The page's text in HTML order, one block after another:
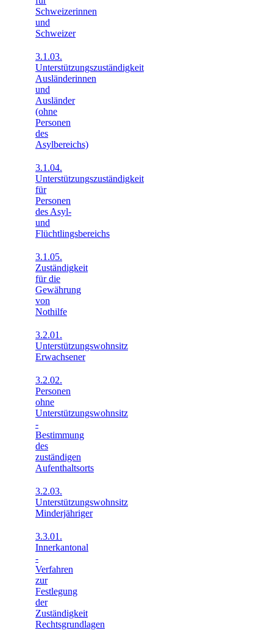
Schweizerinnen
und
Schweizer
3.1.03.
Unterstützungszuständigkeit
Ausländerinnen
und
Ausländer
(ohne
Personen
des
Asylbereichs)
3.1.04.
Unterstützungszuständigkeit
für
Personen
des Asyl-
und
Flüchtlingsbereichs
3.1.05.
Zuständigkeit
für die
Gewährung
von
Nothilfe
3.2.01.
Unterstützungswohnsitz
Erwachsener
3.2.02.
Personen
ohne
Unterstützungswohnsitz
-
Bestimmung
des
zuständigen
Aufenthaltsorts
3.2.03.
Unterstützungswohnsitz
Minderjähriger
3.3.01.
Innerkantonal
-
Verfahren
zur
Festlegung
der
Zuständigkeit
Rechtsgrundlagen